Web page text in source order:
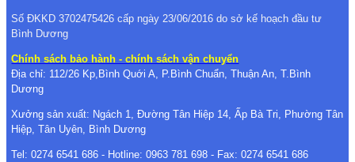
Số ĐKKD 3702475426 cấp ngày 23/06/2016 do sở kế hoạch đầu tư
Bình Dương
Chính sách bảo hành - chính sách vận chuyển
Địa chỉ: 112/26 Kp,Bình Quới A, P.Bình Chuẩn, Thuận An, T.Bình
Dương
Xưởng sản xuất: Ngách 1, Đường Tân Hiệp 14, Ấp Bà Tri, Phường Tân
Hiệp, Tân Uyên, Bình Dương
Tel: 0274 6541 686 - Hotline: 0963 781 698 - Fax: 0274 6541 686